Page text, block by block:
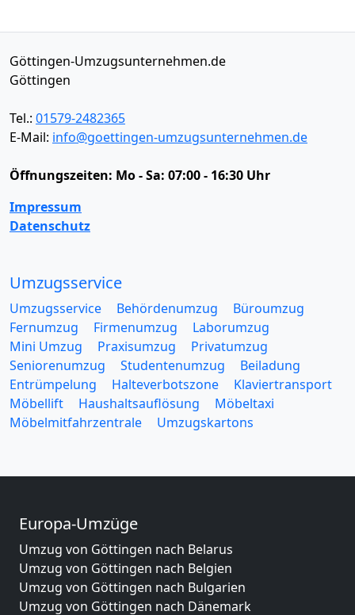
Göttingen-Umzugsunternehmen.de
Göttingen
Tel.: 01579-2482365
E-Mail: info@goettingen-umzugsunternehmen.de
Öffnungszeiten: Mo - Sa: 07:00 - 16:30 Uhr
Impressum
Datenschutz
Umzugsservice
Umzugsservice Behördenumzug
Büroumzug
Fernumzug
Firmenumzug
Laborumzug
Mini Umzug
Praxisumzug
Privatumzug
Seniorenumzug
Studentenumzug
Beiladung
Entrümpelung
Halteverbotszone
Klaviertransport
Möbellift
Haushaltsauflösung
Möbeltaxi
Möbelmitfahrzentrale
Umzugskartons
Europa-Umzüge
Umzug von Göttingen nach Belarus
Umzug von Göttingen nach Belgien
Umzug von Göttingen nach Bulgarien
Umzug von Göttingen nach Dänemark